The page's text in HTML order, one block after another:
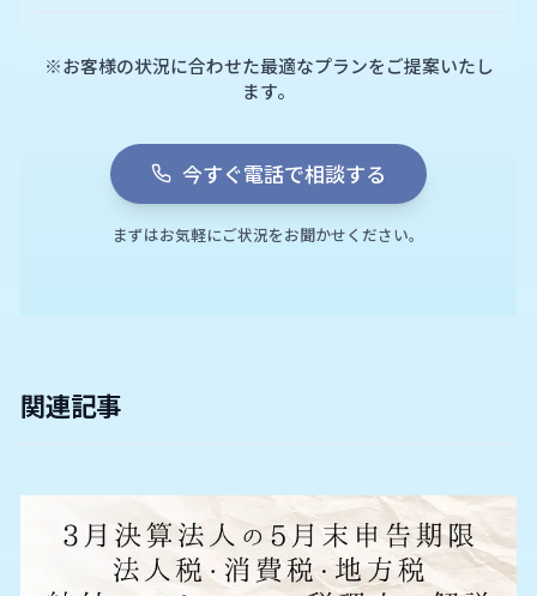
※お客様の状況に合わせた最適なプランをご提案いたし
ます。
今すぐ電話で相談する
まずはお気軽にご状況をお聞かせください。
関連記事